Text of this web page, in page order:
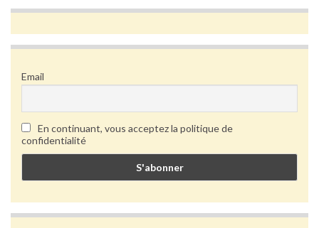
Email
En continuant, vous acceptez la politique de
confidentialité